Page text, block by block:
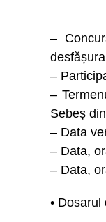
–
–
–
Sebeș
– Data
– Data,
– Data,
•